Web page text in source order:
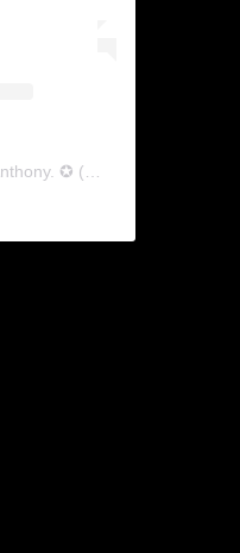
Une publication partagée par Anthony. ✪ (@lyagamii)